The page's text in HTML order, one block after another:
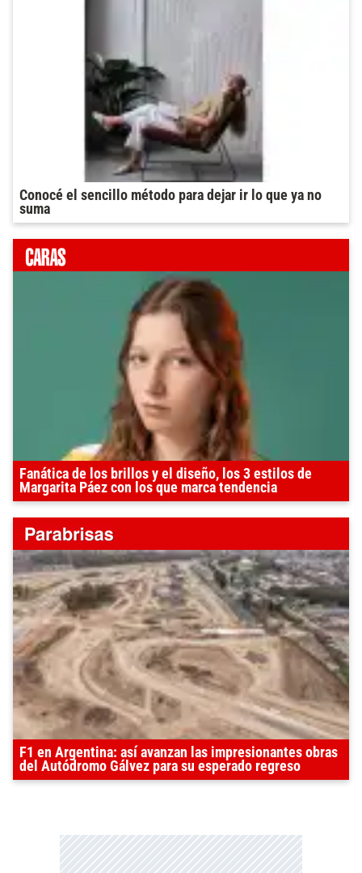
Conocé el sencillo método para dejar ir lo que ya no
suma
Fanática de los brillos y el diseño, los 3 estilos de
Margarita Páez con los que marca tendencia
F1 en Argentina: así avanzan las impresionantes obras
del Autódromo Gálvez para su esperado regreso